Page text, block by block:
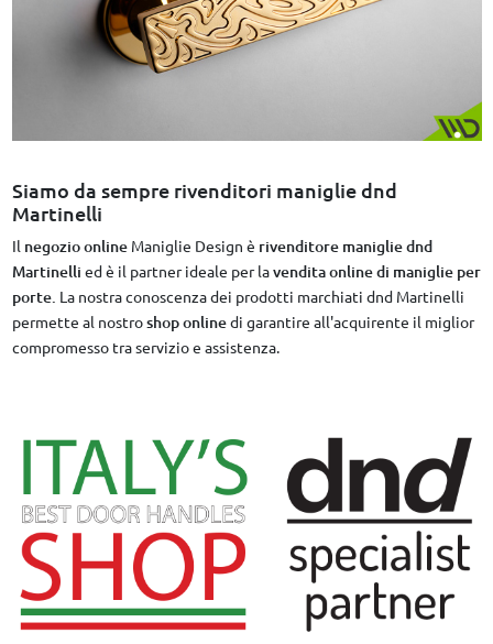
Siamo da sempre rivenditori maniglie dnd
Martinelli
Il negozio onlineManiglie Design è rivenditore maniglie dnd
Martinelli ed è il partner ideale per lavendita online di maniglie per
porte. La nostra conoscenza dei prodotti marchiati dnd Martinelli
permette al nostroshop onlinedi garantire all'acquirente il miglior
compromesso tra servizio e assistenza.